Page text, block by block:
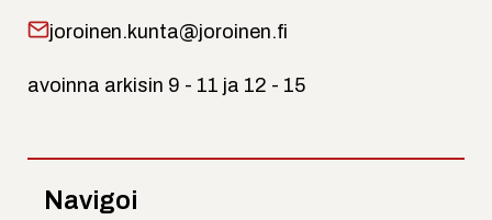
joroinen.kunta@joroinen.fi
avoinna arkisin 9 - 11 ja 12 - 15
Navigoi